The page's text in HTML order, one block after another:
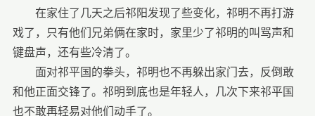
在家住了几天之后祁阳发现了些变化，祁明不再打游
戏了，只有他们兄弟俩在家时，家里少了祁明的叫骂声和
键盘声，还有些冷清了。
面对祁平国的拳头，祁明也不再躲出家门去，反倒敢
和他正面交锋了。祁明到底也是年轻人，几次下来祁平国
也不敢再轻易对他们动手了。